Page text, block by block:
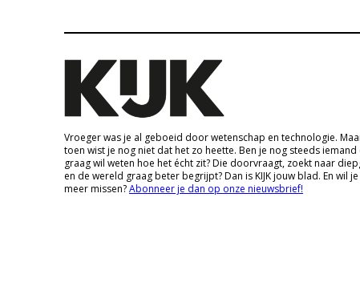
Vroeger was je al geboeid door wetenschap en technologie.
toen wist je nog niet dat het zo heette. Ben je nog steeds iemand
graag wil weten hoe het écht zit? Die doorvraagt, zoekt naar
en de wereld graag beter begrijpt? Dan is KIJK jouw blad. En wil
meer missen?Abonneer je dan op onze nieuwsbrief!